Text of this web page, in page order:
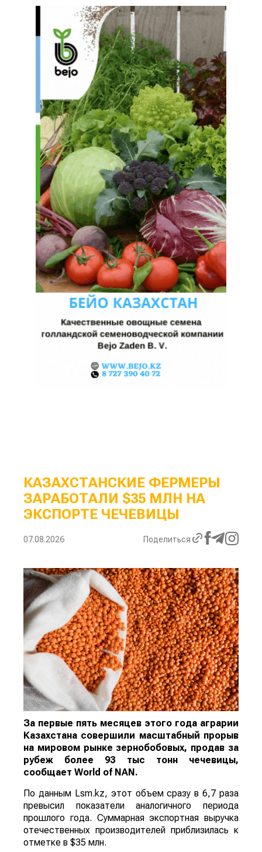
КАЗАХСТАНСКИЕ ФЕРМЕРЫ
ЗАРАБОТАЛИ $35 МЛН НА
ЭКСПОРТЕ ЧЕЧЕВИЦЫ
07.08.2026 Поделиться
За первые пять месяцев этого года аграрии
Казахстана совершили масштабный прорыв
на мировом рынке зернобобовых, продав за
рубеж более 93 тыс тонн чечевицы,
сообщает World of NAN.
По данным Lsm.kz, этот объем сразу в 6,7 раза
превысил показатели аналогичного периода
прошлого года. Суммарная экспортная выручка
отечественных производителей приблизилась к
отметке в $35 млн.